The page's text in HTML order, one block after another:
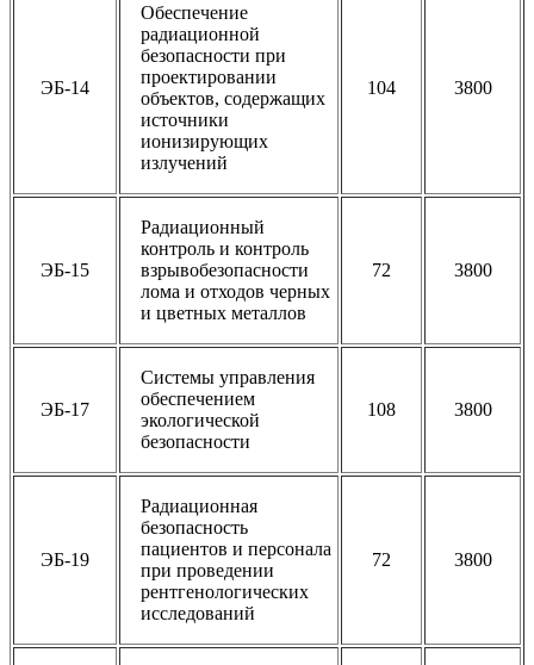
ЭБ-14
Обеспечение
радиационной
безопасности при
проектировании
объектов, содержащих
источники
ионизирующих
излучений
104 3800
ЭБ-15
Радиационный
контроль и контроль
взрывобезопасности
лома и отходов черных
и цветных металлов
72 3800
ЭБ-17
Системы управления
обеспечением
экологической
безопасности
108 3800
ЭБ-19
Радиационная
безопасность
пациентов и персонала
при проведении
рентгенологических
исследований
72 3800